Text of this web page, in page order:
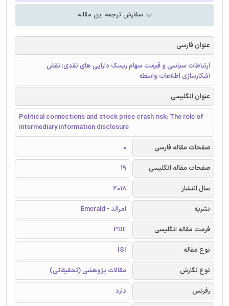
سفارش ترجمه این مقاله
عنوان فارسی
ارتباطات سیاسی و قیمت سهام ریسک دارایی های نقدی: نقش
آشکارسازی اطلاعات واسطه
عنوان انگلیسی
Political connections and stock price crash risk: The role of
intermediary information disclosure
صفحات مقاله فارسی
0
صفحات مقاله انگلیسی
19
سال انتشار
2018
نشریه
امرالد - Emerald
فرمت مقاله انگلیسی
PDF
نوع مقاله
ISI
نوع نگارش
مقالات پژوهشی (تحقیقاتی)
رفرنس
دارد